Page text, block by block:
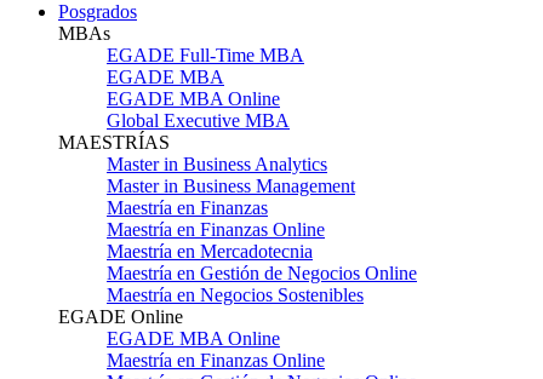
Posgrados
MBAs
EGADE Full-Time MBA
EGADE MBA
EGADE MBA Online
Global Executive MBA
MAESTRÍAS
Master in Business Analytics
Master in Business Management
Maestría en Finanzas
Maestría en Finanzas Online
Maestría en Mercadotecnia
Maestría en Gestión de Negocios Online
Maestría en Negocios Sostenibles
EGADE Online
EGADE MBA Online
Maestría en Finanzas Online